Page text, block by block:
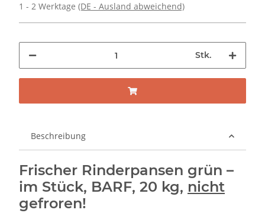
1 - 2 Werktage (DE - Ausland abweichend)
Stk.
Beschreibung
Frischer Rinderpansen grün –
im Stück, BARF, 20 kg, nicht
gefroren!